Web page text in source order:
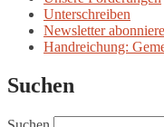
Unterschreiben
Newsletter
Handreichung:
Suchen